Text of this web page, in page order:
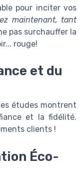
pour inciter vos
maintenant, tant
pas surchauffer la
rouge!
et du
études montrent
et la fidélité.
clients !
Éco-